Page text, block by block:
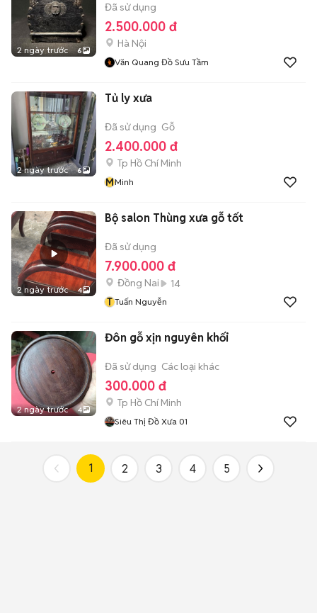
2 ngày trước 6
Đã sử dụng
2.500.000 đ
Hà Nội
Văn Quang Đồ Sưu Tầm
2 ngày trước 6
Tủ ly xưa
Đã sử dụng Gỗ
2.400.000 đ
Tp Hồ Chí Minh
MMinh
2 ngày trước 4
Bộ salon Thùng xưa gỗ tốt
Đã sử dụng
7.900.000 đ
Đồng Nai
14
T Tuấn Nguyễn
2 ngày trước 4
Đôn gỗ xịn nguyên khối
Đã sử dụng Các loại khác
300.000 đ
Tp Hồ Chí Minh
Siêu Thị Đồ Xưa 01
1 2 3 4 5